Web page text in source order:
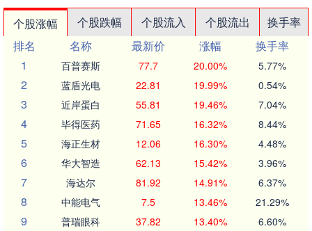
个股涨幅 个股跌幅 个股流入 个股流出
换手率
排名
名称 最新价 涨幅
换手率
1
百普赛斯 77.7 20.00% 5.77%
2 蓝盾光电 22.81 19.99% 0.54%
3 近岸蛋白 55.81 19.46% 7.04%
4 毕得医药 71.65 16.32% 8.44%
5 海正生材 12.06 16.30% 4.48%
6 华大智造 62.13 15.42% 3.96%
7 海达尔 81.92 14.91% 6.37%
8 中能电气 7.5 13.46% 21.29%
9 普瑞眼科 37.82 13.40% 6.60%